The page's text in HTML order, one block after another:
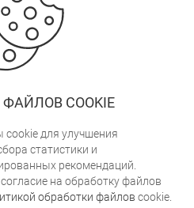
Минская обл., Минский район,
cweb.by
COOKIE
для улучшения
статистики и
рекомендаций.
на обработку файлов
обработки файлов cookie.
с